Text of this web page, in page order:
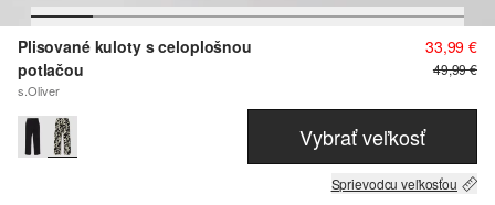
Plisované kuloty s celoplošnou
potlačou
s.Oliver
33,99 €
49,99 €
Vybrať veľkosť
Sprievodcu veľkosťou